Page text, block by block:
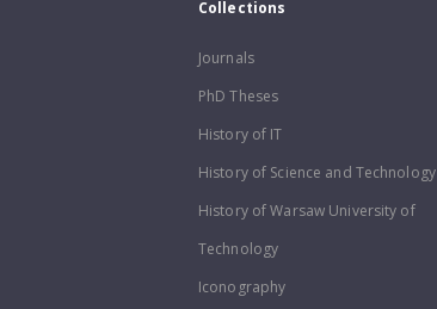
Collections
Journals
PhD Theses
History of IT
History of Science and Technology
History of Warsaw University of
Technology
Iconography